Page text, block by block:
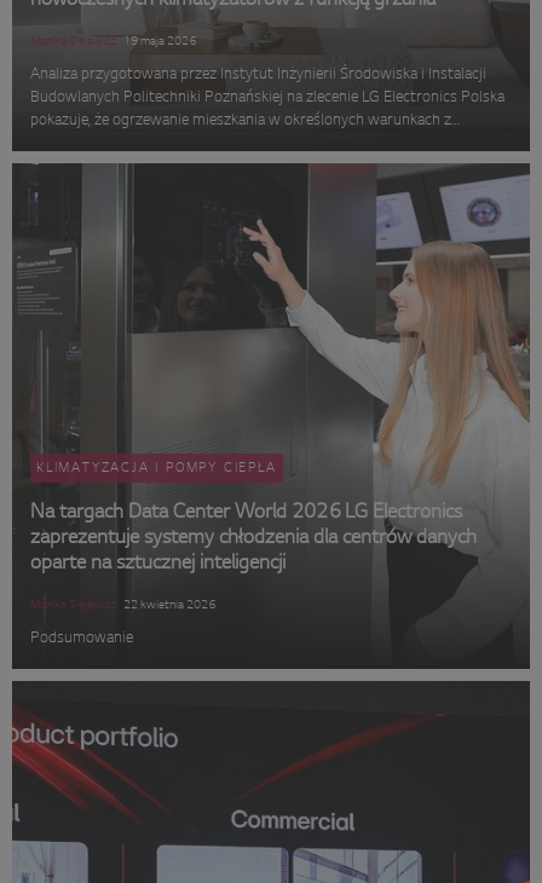
Monika Siejewicz 19 maja 2026
Analiza przygotowana przez Instytut Inżynierii Środowiska i Instalacji
Budowlanych Politechniki Poznańskiej na zlecenie LG Electronics Polska
pokazuje, że ogrzewanie mieszkania w określonych warunkach z
(pompa c...
KLIMATYZACJA I POMPY CIEPŁA
Na targach Data Center World 2026 LG Electronics
zaprezentuje systemy chłodzenia dla centrów danych
oparte na sztucznej inteligencji
Monika Siejewicz 22 kwietnia 2026
Podsumowanie